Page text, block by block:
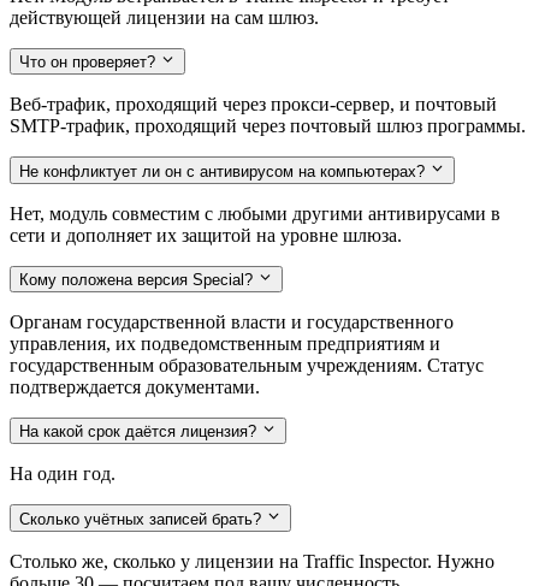
действующей лицензии на сам шлюз.
Что он проверяет?
Веб-трафик, проходящий через прокси-сервер, и почтовый
SMTP-трафик, проходящий через почтовый шлюз программы.
Не конфликтует ли он с антивирусом на компьютерах?
Нет, модуль совместим с любыми другими антивирусами в
сети и дополняет их защитой на уровне шлюза.
Кому положена версия Special?
Органам государственной власти и государственного
управления, их подведомственным предприятиям и
государственным образовательным учреждениям. Статус
подтверждается документами.
На какой срок даётся лицензия?
На один год.
Сколько учётных записей брать?
Столько же, сколько у лицензии на Traffic Inspector. Нужно